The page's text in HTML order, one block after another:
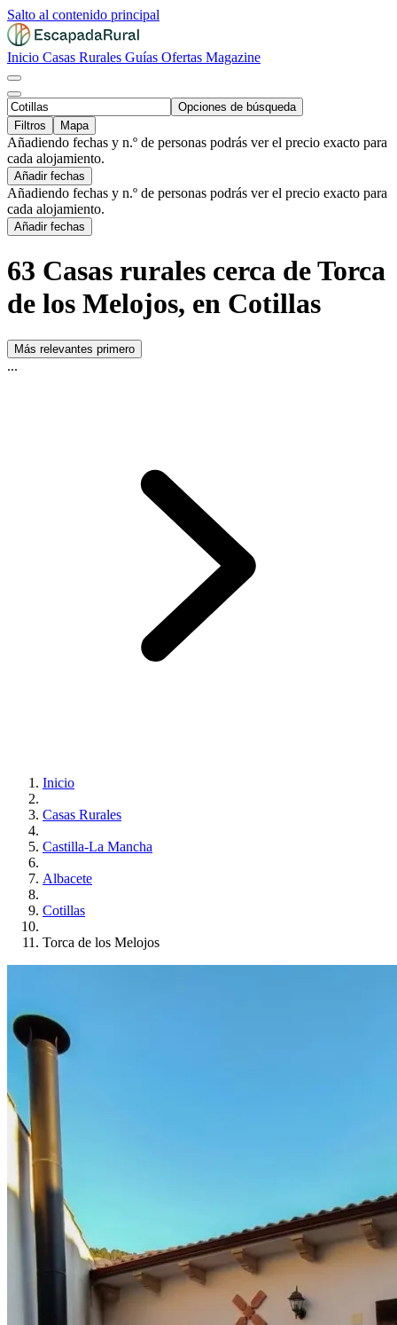
Salto al contenido principal
Inicio Casas Rurales Guías Ofertas Magazine
Opciones de búsqueda
Filtros
Mapa
Añadiendo fechas y n.º de personas podrás ver el precio exacto para
cada alojamiento.
Añadir fechas
Añadiendo fechas y n.º de personas podrás ver el precio exacto para
cada alojamiento.
Añadir fechas
63 Casas rurales cerca de Torca
de los Melojos, en Cotillas
Más relevantes primero
...
Inicio
Casas Rurales
Castilla-La Mancha
Albacete
Cotillas
Torca de los Melojos